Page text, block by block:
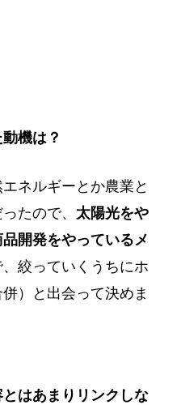
機は？
ネルギーとか農業と
たので、 太陽光をや
開発をやっているメ
絞っていくうちにホ
）と出会って決めま
はあまりリンクしな